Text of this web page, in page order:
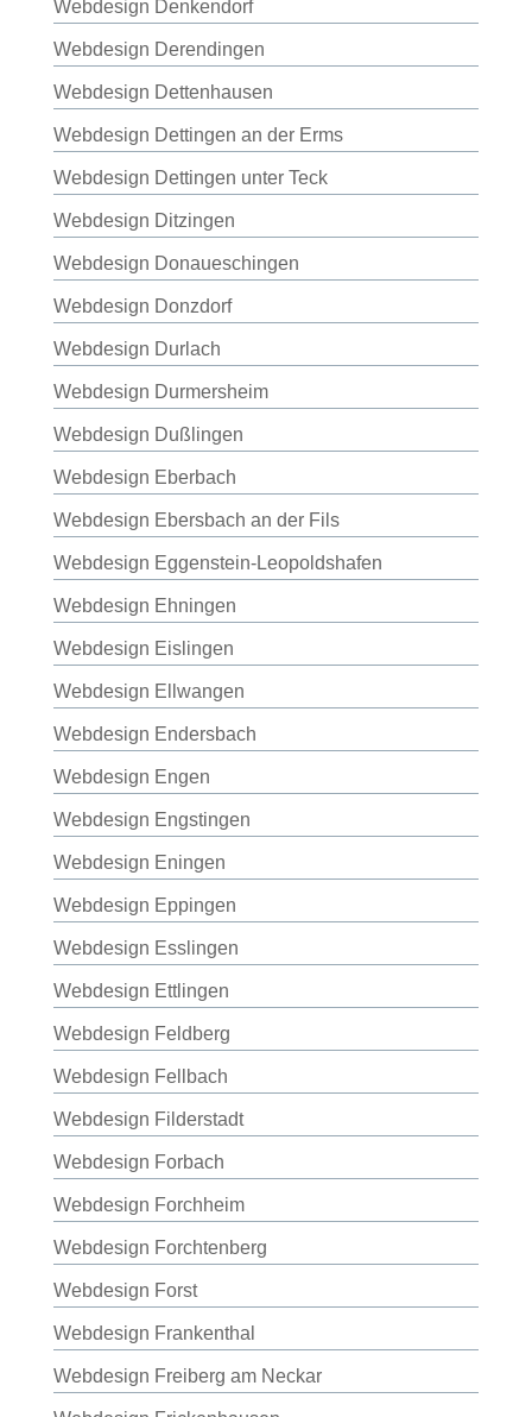
Webdesign Denkendorf
Webdesign Derendingen
Webdesign Dettenhausen
Webdesign Dettingen an der Erms
Webdesign Dettingen unter Teck
Webdesign Ditzingen
Webdesign Donaueschingen
Webdesign Donzdorf
Webdesign Durlach
Webdesign Durmersheim
Webdesign Dußlingen
Webdesign Eberbach
Webdesign Ebersbach an der Fils
Webdesign Eggenstein-Leopoldshafen
Webdesign Ehningen
Webdesign Eislingen
Webdesign Ellwangen
Webdesign Endersbach
Webdesign Engen
Webdesign Engstingen
Webdesign Eningen
Webdesign Eppingen
Webdesign Esslingen
Webdesign Ettlingen
Webdesign Feldberg
Webdesign Fellbach
Webdesign Filderstadt
Webdesign Forbach
Webdesign Forchheim
Webdesign Forchtenberg
Webdesign Forst
Webdesign Frankenthal
Webdesign Freiberg am Neckar